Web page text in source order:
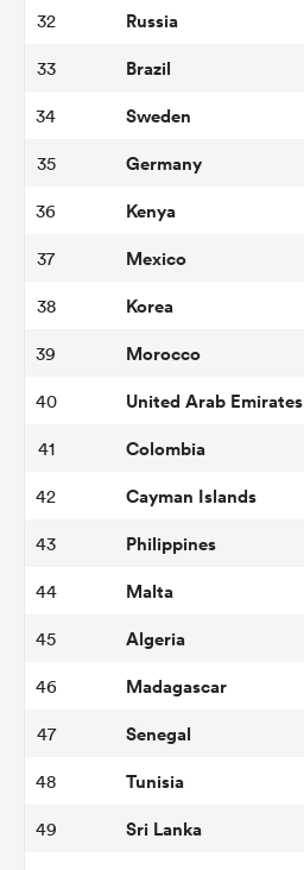
32 Russia
33 Brazil
34 Sweden
35 Germany
36 Kenya
37 Mexico
38 Korea
39 Morocco
40 United Arab Emirates
41 Colombia
42 Cayman Islands
43 Philippines
44 Malta
45 Algeria
46 Madagascar
47 Senegal
48 Tunisia
49 Sri Lanka